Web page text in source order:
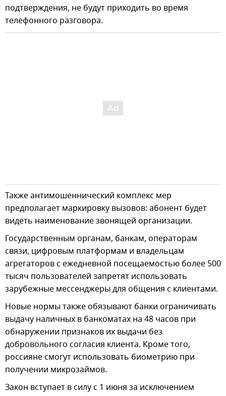
подтверждения, не будут приходить во время
телефонного разговора.
Также антимошеннический комплекс мер
предполагает маркировку вызовов: абонент будет
видеть наименование звонящей организации.
Государственным органам, банкам, операторам
связи, цифровым платформам и владельцам
агрегаторов с ежедневной посещаемостью более 500
тысяч пользователей запретят использовать
зарубежные мессенджеры для общения с клиентами.
Новые нормы также обязывают банки ограничивать
выдачу наличных в банкоматах на 48 часов при
обнаружении признаков их выдачи без
добровольного согласия клиента. Кроме того,
россияне смогут использовать биометрию при
получении микрозаймов.
Закон вступает в силу с 1 июня за исключением